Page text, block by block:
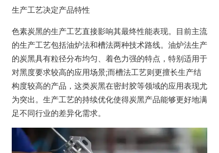
生产工艺决定产品特性
色素炭黑的生产工艺直接影响其最终性能表现。目前主流
的生产工艺包括油炉法和槽法两种技术路线。油炉法生产
的炭黑具有粒径分布均匀、着色力强的特点，特别适用于
对黑度要求较高的应用场景;而槽法工艺则更擅长生产结
构度较高的产品，这类炭黑在密封胶等领域的应用表现尤
为突出。生产工艺的持续优化使得炭黑产品能够更好地满
足不同行业的差异化需求。